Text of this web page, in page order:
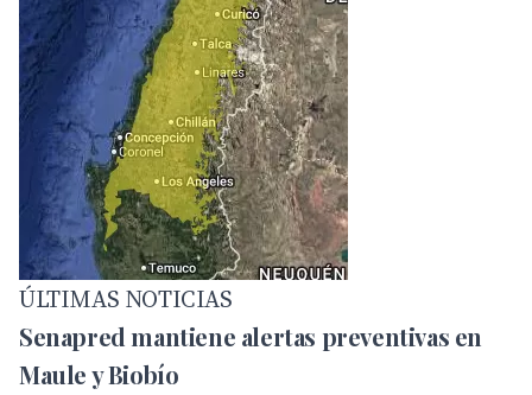
ÚLTIMAS NOTICIAS
Senapred mantiene alertas preventivas en
Maule y Biobío